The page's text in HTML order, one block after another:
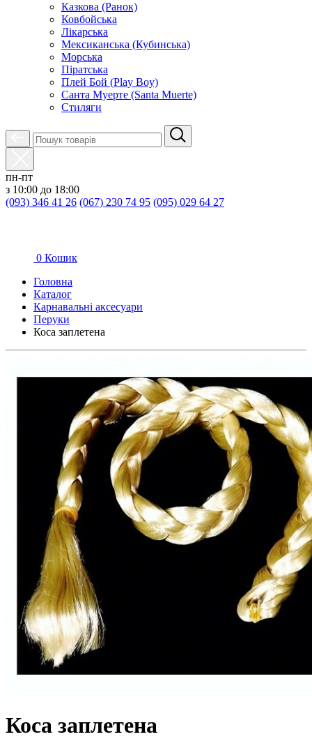
Казкова (Ранок)
Ковбойська
Лікарська
Мексиканська (Кубинська)
Морська
Піратська
Плей Бой (Play Boy)
Санта Муерте (Santa Muerte)
Стиляги
пн-пт
з 10:00 до 18:00
(093) 346 41 26 (067) 230 74 95 (095) 029 64 27
0 Кошик
Головна
Каталог
Карнавальні аксесуари
Перуки
Коса заплетена
Коса заплетена